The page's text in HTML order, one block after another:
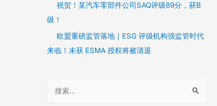
祝贺！某汽车零部件公司SAQ评级89分，获B
级！
欧盟重磅监管落地｜ESG 评级机构强监管时代
来临！未获 ESMA 授权将被清退